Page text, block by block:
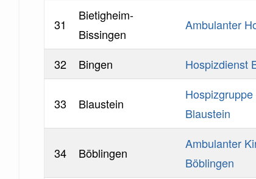
sortieren
31
Bietigheim-
Bissingen
Ambulanter
32 Bingen Hospizdienst
33 Blaustein
Blaustein
34 Böblingen
Ambulanter
Böblingen